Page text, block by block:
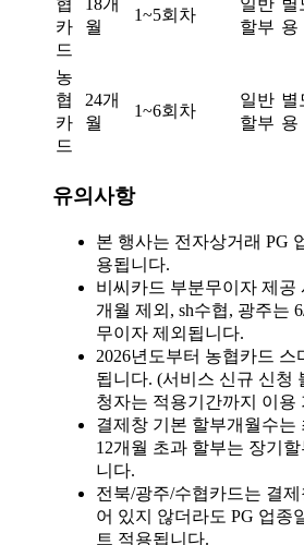
협
카
드
18개
월
1~5회차
일반
할부
별
용
농
협
카
드
24개
월
1~6회차
일반
할부
별
용
유의사항
본 행사는 전자상거래 PG
용됩니다.
비씨카드 부분무이자 제공
개월 제외, sh수협, 광주는
무이자 제외됩니다.
2026년도부터 농협카드
됩니다. (서비스 신규 신청
청자는 적용기간까지 이용
결제창 기본 할부개월수는
12개월 초과 할부는 장기
니다.
전북/광주/수협카드는 결제
어 있지 않더라도 PG 업종
트 적용됩니다.